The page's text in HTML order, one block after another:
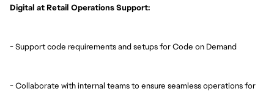
Digital at Retail Operations Support:
- Support code requirements and setups for Code on Demand
- Collaborate with internal teams to ensure seamless operations for